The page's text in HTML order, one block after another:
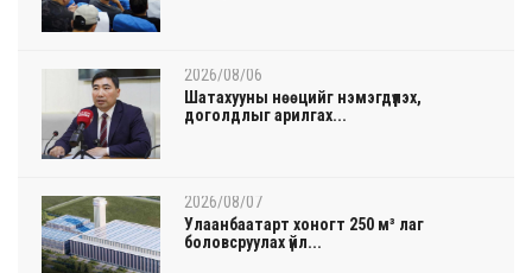
2026/08/06
Шатахууны нөөцийг нэмэгдүүлэх,
доголдлыг арилгах...
2026/08/07
Улаанбаатарт хоногт 250 м³ лаг
боловсруулах үйл...